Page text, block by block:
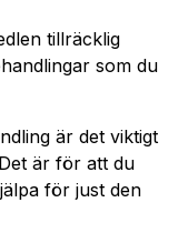
tillräcklig
som du
är det viktigt
är för att du
för just den